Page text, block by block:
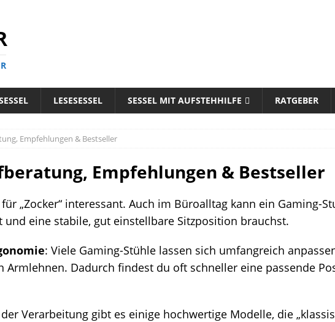
LESESESSEL SESSEL MIT AUFSTEHHILFE RATGEBER
Empfehlungen & Bestseller
Empfehlungen & Bestseller
„Zocker“ interessant. Auch im Büroalltag kann ein Gaming-
eine stabile, gut einstellbare Sitzposition brauchst.
: Viele Gaming-Stühle lassen sich umfangreich
Armlehnen. Dadurch findest du oft schneller eine passende
Verarbeitung gibt es einige hochwertige Modelle, die